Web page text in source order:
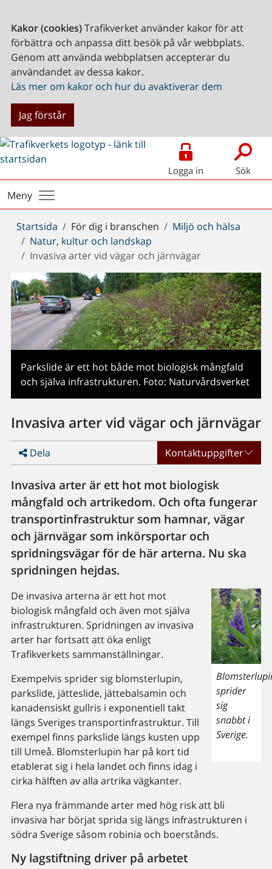
Kakor (cookies)Trafikverket använder kakor för att
förbättra och anpassa ditt besök på vår webbplats.
Genom att använda webbplatsen accepterar du
användandet av dessa kakor.
Läs mer om kakor och hur du avaktiverar dem
Jag förstår
Logga in Sök
Meny
Du
är
här:
Startsida För dig i branschen
Miljö och hälsa
Natur, kultur och landskap
Invasiva arter vid vägar och järnvägar
Parkslide är ett hot både mot biologisk mångfald
och själva infrastrukturen. Foto: Naturvårdsverket
Invasiva arter vid vägar och järnvägar
Dela Kontaktuppgifter
Invasiva arter är ett hot mot biologisk
mångfald och artrikedom. Och ofta fungerar
transportinfrastruktur som hamnar, vägar
och järnvägar som inkörsportar och
spridningsvägar för de här arterna. Nu ska
spridningen hejdas.
sprider
sig
snabbt i
Sverige.
De invasiva arterna är ett hot mot
biologisk mångfald och även mot själva
infrastrukturen. Spridningen av invasiva
arter har fortsatt att öka enligt
Trafikverkets sammanställningar.
Exempelvis sprider sig blomsterlupin,
parkslide, jätteslide, jättebalsamin och
kanadensiskt gullris i exponentiell takt
längs Sveriges transportinfrastruktur. Till
exempel finns parkslide längs kusten upp
till Umeå. Blomsterlupin har på kort tid
etablerat sig i hela landet och finns idag i
cirka hälften av alla artrika vägkanter.
Flera nya främmande arter med hög risk att bli
invasiva har börjat sprida sig längs infrastrukturen i
södra Sverige såsom robinia och boerstånds.
Ny lagstiftning driver på arbetet